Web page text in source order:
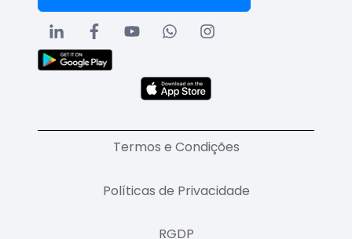
Termos e Condições
Políticas de Privacidade
RGDP